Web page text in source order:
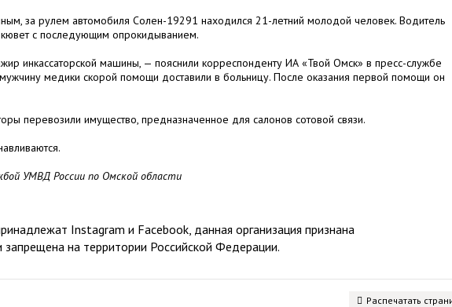
за рулем автомобиля Солен-19291 находился 21-летний молодой человек. Водитель
с последующим опрокидыванием.
инкассаторской машины, — пояснили корреспонденту ИА «Твой Омск» в пресс-службе
медики скорой помощи доставили в больницу. После оказания первой помощи он
перевозили имущество, предназначенное для салонов сотовой связи.
УМВД России по Омской области
Instagram и Facebook, данная организация признана
запрещена на территории Российской Федерации.
Распечатать